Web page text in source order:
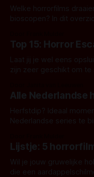
Welke horrorfilms
bioscopen? In dit
Top 15: Horror
Laat jij je wel eens
zijn zeer geschikt om te
Alle Nederlandse
Herfstdip? Ideaal
Nederlandse series te bingen! Bij
Amsterdamned of The
is niet beperkt tot films.
Lijstje: 5
Wil je jouw gruwelijke
die een